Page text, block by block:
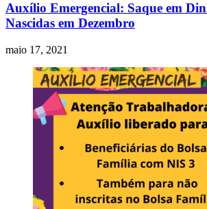
Auxílio Emergencial: Saque em
Nascidas em Dezembro
maio 17, 2021